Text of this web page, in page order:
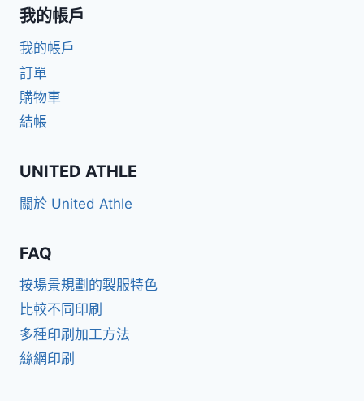
我的帳戶
我的帳戶
訂單
購物車
結帳
UNITED ATHLE
關於 United Athle
FAQ
按場景規劃的製服特色
比較不同印刷
多種印刷加工方法
絲網印刷